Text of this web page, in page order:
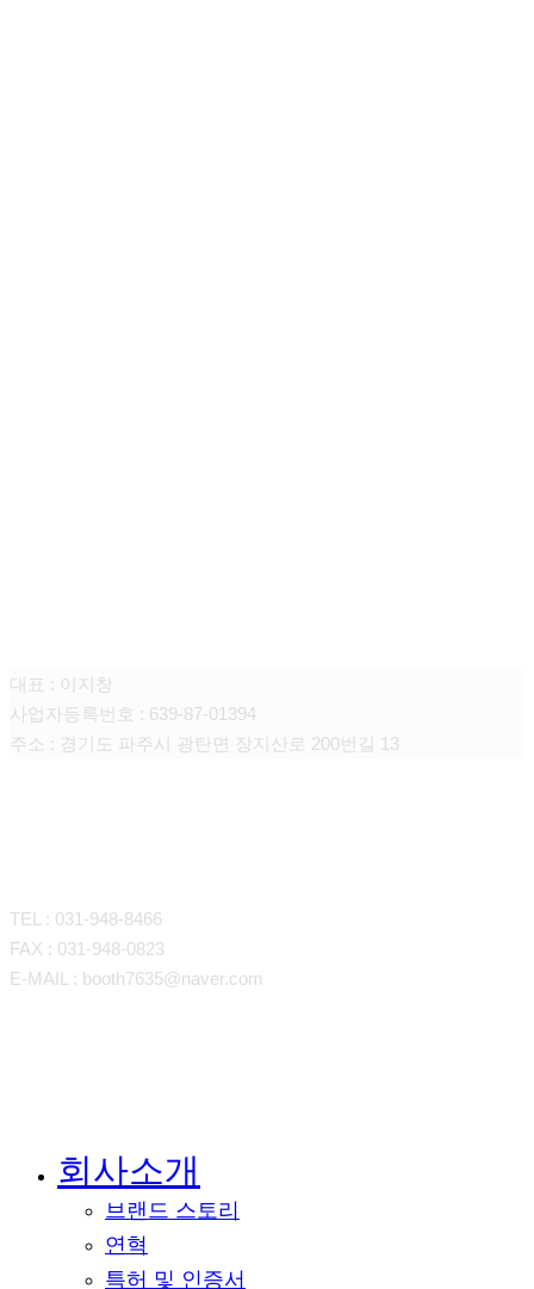
대표 : 이지창
사업자등록번호 : 639-87-01394
주소 : 경기도 파주시 광탄면 장지산로 200번길 13
TEL : 031-948-8466
FAX : 031-948-0823
E-MAIL : booth7635@naver.com
회사소개
브랜드 스토리
연혁
특허 및 인증서